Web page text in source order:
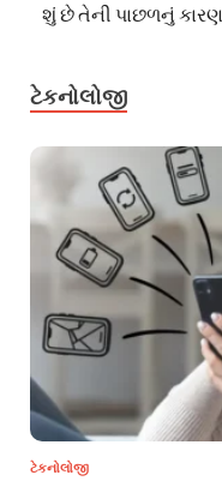
શું છે તેની પાછળનું કારણ
ટેકનોલોજી
ટેકનોલોજી